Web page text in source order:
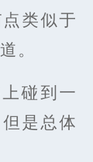
类似于
。
碰到一
是总体